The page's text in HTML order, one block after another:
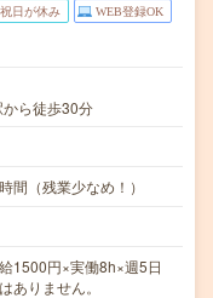
日が休み WEB登録OK
ら徒歩30分
間（残業少なめ！）
1500円×実働8h×週5日
ありません。